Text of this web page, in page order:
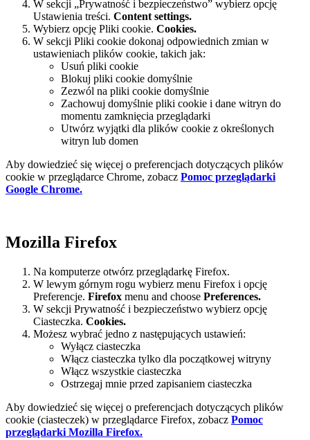
W sekcji „Prywatność i bezpieczeństwo” wybierz opcję
Ustawienia treści. Content settings.
Wybierz opcję Pliki cookie. Cookies.
W sekcji Pliki cookie dokonaj odpowiednich zmian w
ustawieniach plików cookie, takich jak:
Usuń pliki cookie
Blokuj pliki cookie domyślnie
Zezwól na pliki cookie domyślnie
Zachowuj domyślnie pliki cookie i dane witryn do
momentu zamknięcia przeglądarki
Utwórz wyjątki dla plików cookie z określonych
witryn lub domen
Aby dowiedzieć się więcej o preferencjach dotyczących plików
cookie w przeglądarce Chrome, zobacz Pomoc przeglądarki
Google Chrome.
Mozilla Firefox
Na komputerze otwórz przeglądarkę Firefox.
W lewym górnym rogu wybierz menu Firefox i opcję
Preferencje. Firefox menu and choose Preferences.
W sekcji Prywatność i bezpieczeństwo wybierz opcję
Ciasteczka. Cookies.
Możesz wybrać jedno z następujących ustawień:
Wyłącz ciasteczka
Włącz ciasteczka tylko dla początkowej witryny
Włącz wszystkie ciasteczka
Ostrzegaj mnie przed zapisaniem ciasteczka
Aby dowiedzieć się więcej o preferencjach dotyczących plików
cookie (ciasteczek) w przeglądarce Firefox, zobacz Pomoc
przeglądarki Mozilla Firefox.